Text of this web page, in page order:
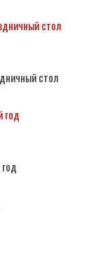
стол
стол
год